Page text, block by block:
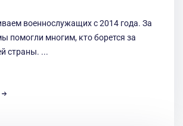
военнослужащих с 2014 года. За
помогли многим, кто борется за
страны. ...